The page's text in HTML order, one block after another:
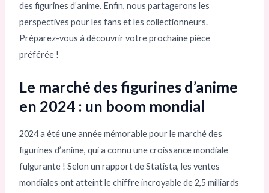
des figurines d’anime. Enfin, nous partagerons les
perspectives pour les fans et les collectionneurs.
Préparez-vous à découvrir votre prochaine pièce
préférée !
Le marché des figurines d’anime
en 2024 : un boom mondial
2024 a été une année mémorable pour le marché des
figurines d’anime, qui a connu une croissance mondiale
fulgurante ! Selon un rapport de Statista, les ventes
mondiales ont atteint le chiffre incroyable de 2,5 milliards